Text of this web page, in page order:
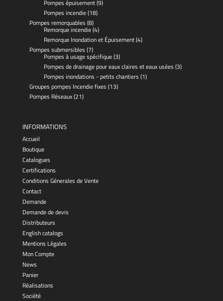
Pompes épuisement(9)
Pompes incendie(18)
Pompes remorquables (8)
Remorque incendie(4)
Remorque Inondation et Épuisement(4)
Pompes submersibles (7)
Pompes à usage spécifique(3)
Pompes de drainage pour eaux claires et eaux usées (3)
Pompes inondations - petits chantiers (1)
Groupes pompes Incendie fixes (13)
Pompes Réseaux(21)
INFORMATIONS
Accueil
Boutique
Catalogues
Certifications
Conditions Génerales de Vente
Contact
Demande
Demande de devis
Distributeurs
English catalogs
Mentions Légales
Mon Compte
News
Panier
Réalisations
Société